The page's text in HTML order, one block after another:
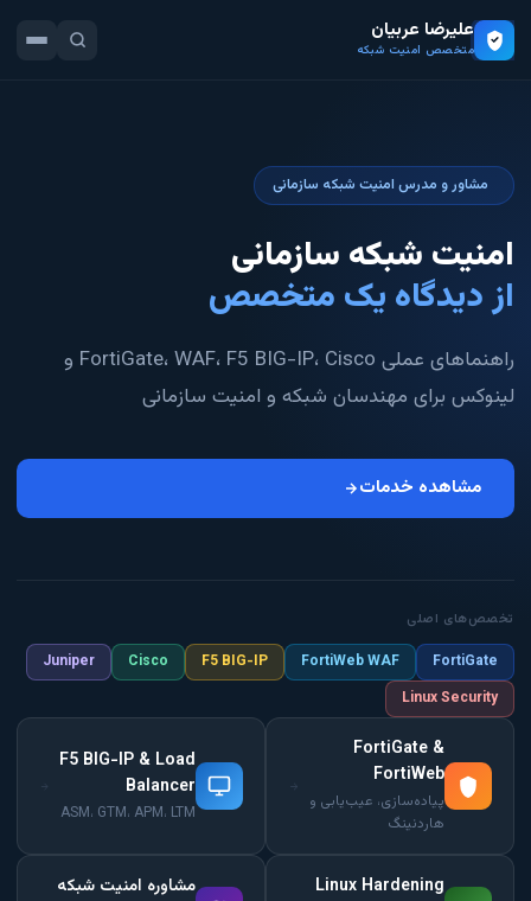
علیرضا عربیان
متخصص امنیت شبکه
مشاور و مدرس امنیت شبکه سازمانی
امنیت شبکه سازمانی
از دیدگاه یک متخصص
راهنماهای عملی FortiGate، WAF، F5 BIG-IP، Cisco و
لینوکس برای مهندسان شبکه و امنیت سازمانی
مشاهده خدمات
تخصص‌های اصلی
FortiGate
FortiWeb WAF
F5 BIG-IP
Cisco
Juniper
Linux Security
FortiGate &
FortiWeb
پیاده‌سازی، عیب‌یابی و
هاردنینگ
F5 BIG-IP & Load
Balancer
ASM، GTM، APM، LTM
Linux Hardening مشاوره امنیت شبکه